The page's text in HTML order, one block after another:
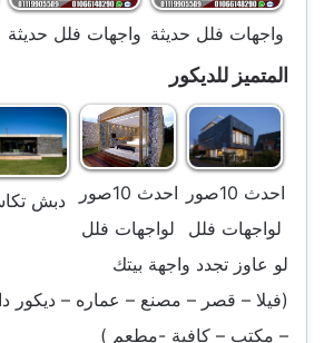
واجهات فلل حديثة واجهات فلل حديثة
المتميز للديكور
احدث 10صور
لواجهات فلل
احدث 10صور
لواجهات فلل
دبش
لو عاوز تجدد واجهة بيتك
(فيلا – قصر – مصنع – عماره – ديكور
– مكتب – كافية -مطعم )